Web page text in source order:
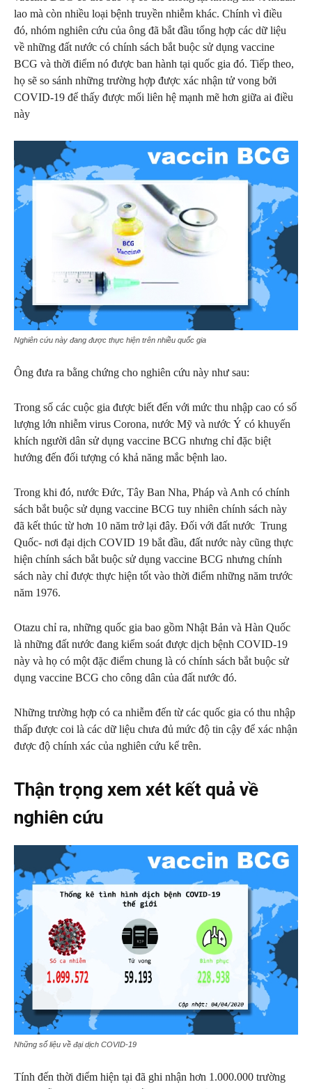
lao mà còn nhiều loại bệnh truyền nhiễm khác. Chính vì điều
đó, nhóm nghiên cứu của ông đã bắt đầu tổng hợp các dữ liệu
về những đất nước có chính sách bắt buộc sử dụng vaccine
BCG và thời điểm nó được ban hành tại quốc gia đó. Tiếp theo,
họ sẽ so sánh những trường hợp được xác nhận tử vong bởi
COVID-19 để thấy được mối liên hệ mạnh mẽ hơn giữa ai điều
này
Nghiên cứu này đang được thực hiện trên nhiều quốc gia
Ông đưa ra bằng chứng cho nghiên cứu này như sau:
Trong số các cuộc gia được biết đến với mức thu nhập cao có số
lượng lớn nhiễm virus Corona, nước Mỹ và nước Ý có khuyến
khích người dân sử dụng vaccine BCG nhưng chỉ đặc biệt
hướng đến đối tượng có khả năng mắc bệnh lao.
Trong khi đó, nước Đức, Tây Ban Nha, Pháp và Anh có chính
sách bắt buộc sử dụng vaccine BCG tuy nhiên chính sách này
đã kết thúc từ hơn 10 năm trở lại đây. Đối với đất nước Trung
Quốc- nơi đại dịch COVID 19 bắt đầu, đất nước này cũng thực
hiện chính sách bắt buộc sử dụng vaccine BCG nhưng chính
sách này chỉ được thực hiện tốt vào thời điểm những năm trước
năm 1976.
Otazu chỉ ra, những quốc gia bao gồm Nhật Bản và Hàn Quốc
là những đất nước đang kiểm soát được dịch bệnh COVID-19
này và họ có một đặc điểm chung là có chính sách bắt buộc sử
dụng vaccine BCG cho công dân của đất nước đó.
Những trường hợp có ca nhiễm đến từ các quốc gia có thu nhập
thấp được coi là các dữ liệu chưa đủ mức độ tin cậy để xác nhận
được độ chính xác của nghiên cứu kể trên.
Thận trọng xem xét kết quả về
nghiên cứu
Những số liệu về đại dịch COVID-19
Tính đến thời điểm hiện tại đã ghi nhận hơn 1.000.000 trường